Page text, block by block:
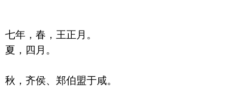
七年，春，王正月。
夏，四月。
秋，齐侯、郑伯盟于咸。